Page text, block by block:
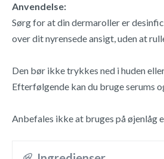
Anvendelse:
Sørg for at din dermaroller er
over dit nyrensede ansigt, uden at
Den bør ikke trykkes ned i huden
Efterfølgende kan du bruge serums
Anbefales ikke at bruges på øjenlåg